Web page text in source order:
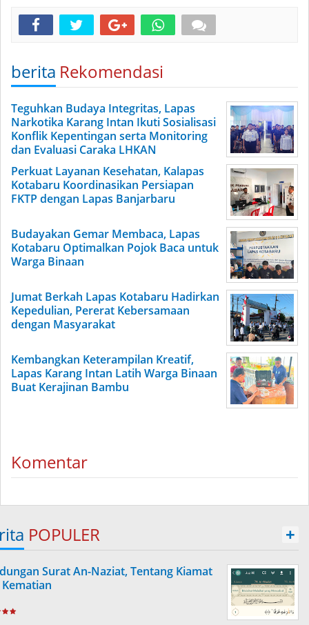
berita Rekomendasi
Teguhkan Budaya Integritas, Lapas
Narkotika Karang Intan Ikuti Sosialisasi
Konflik Kepentingan serta Monitoring
dan Evaluasi Caraka LHKAN
Perkuat Layanan Kesehatan, Kalapas
Kotabaru Koordinasikan Persiapan
FKTP dengan Lapas Banjarbaru
Budayakan Gemar Membaca, Lapas
Kotabaru Optimalkan Pojok Baca untuk
Warga Binaan
Jumat Berkah Lapas Kotabaru Hadirkan
Kepedulian, Pererat Kebersamaan
dengan Masyarakat
Kembangkan Keterampilan Kreatif,
Lapas Karang Intan Latih Warga Binaan
Buat Kerajinan Bambu
Komentar
POPULER +
Surat An-Naziat, Tentang Kiamat